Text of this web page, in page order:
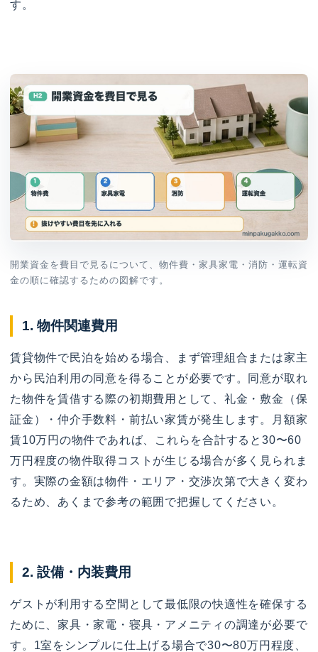
す。
開業資金を費目で見るについて、物件費・家具家電・消防・運転資
金の順に確認するための図解です。
1. 物件関連費用
賃貸物件で民泊を始める場合、まず管理組合または家主
から民泊利用の同意を得ることが必要です。同意が取れ
た物件を賃借する際の初期費用として、礼金・敷金（保
証金）・仲介手数料・前払い家賃が発生します。月額家
賃10万円の物件であれば、これらを合計すると30〜60
万円程度の物件取得コストが生じる場合が多く見られま
す。実際の金額は物件・エリア・交渉次第で大きく変わ
るため、あくまで参考の範囲で把握してください。
2. 設備・内装費用
ゲストが利用する空間として最低限の快適性を確保する
ために、家具・家電・寝具・アメニティの調達が必要で
す。1室をシンプルに仕上げる場合で30〜80万円程度、